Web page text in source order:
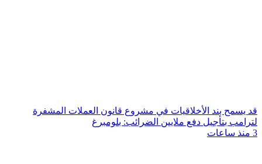
قد يسمح بند الأخلاقيات في مشروع قانون العملات المشفرة
لترامب بتأجيل دفع ملايين الضرائب: بلومبرغ
3 منذ ساعات